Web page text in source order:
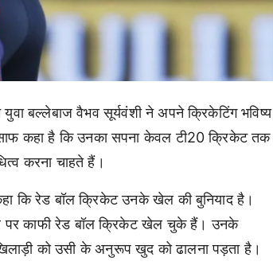
बल्लेबाज वैभव सूर्यवंशी ने अपने क्रिकेटिंग भविष्य
कहा है कि उनका सपना केवल टी20 क्रिकेट तक
करना चाहते हैं।
कि रेड बॉल क्रिकेट उनके खेल की बुनियाद है।
पर काफी रेड बॉल क्रिकेट खेल चुके हैं। उनके
को उसी के अनुरूप खुद को ढालना पड़ता है।